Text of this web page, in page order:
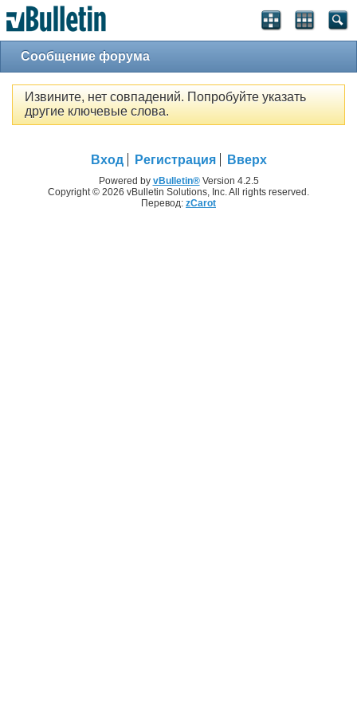
Сообщение форума
Извините, нет совпадений. Попробуйте указать
другие ключевые слова.
Вход Регистрация Вверх
Powered by vBulletin®Version 4.2.5
Copyright © 2026 vBulletin Solutions, Inc. All rights reserved.
Перевод: zCarot